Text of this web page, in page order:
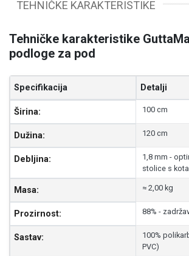
TEHNIČKE KARAKTERISTIKE
Tehničke karakteristike
podloge za pod
Detaljne specifikacije GuttaMat
Specifikacija Detalji
Širina: 100 cm
Dužina: 120 cm
Debljina:
1,8 mm -
stolice s
Masa: ≈ 2,00 kg
Prozirnost: 88% -
Sastav:
100%
PVC)